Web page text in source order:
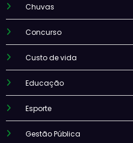
Chuvas
Concurso
Custo de vida
Educação
Esporte
Gestão Pública